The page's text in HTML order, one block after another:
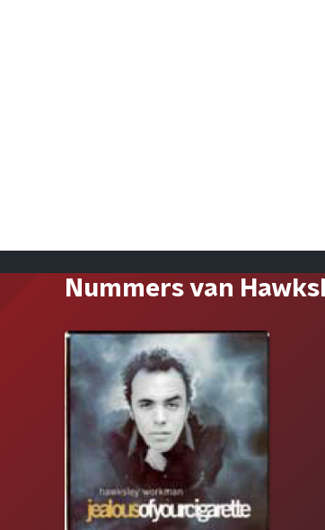
Nummers van